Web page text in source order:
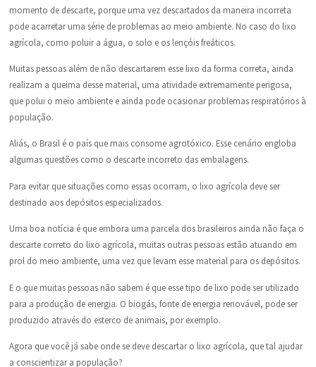
momento de descarte, porque uma vez descartados da maneira incorreta
pode acarretar uma série de problemas ao meio ambiente. No caso do lixo
agrícola, como poluir a água, o solo e os lençóis freáticos.
Muitas pessoas além de não descartarem esse lixo da forma correta, ainda
realizam a queima desse material, uma atividade extremamente perigosa,
que polui o meio ambiente e ainda pode ocasionar problemas respiratórios à
população.
Aliás, o Brasil é o país que mais consome agrotóxico. Esse cenário engloba
algumas questões como o descarte incorreto das embalagens.
Para evitar que situações como essas ocorram, o lixo agrícola deve ser
destinado aos depósitos especializados.
Uma boa notícia é que embora uma parcela dos brasileiros ainda não faça o
descarte correto do lixo agrícola, muitas outras pessoas estão atuando em
prol do meio ambiente, uma vez que levam esse material para os depósitos.
E o que muitas pessoas não sabem é que esse tipo de lixo pode ser utilizado
para a produção de energia. O biogás, fonte de energia renovável, pode ser
produzido através do esterco de animais, por exemplo.
Agora que você já sabe onde se deve descartar o lixo agrícola, que tal ajudar
a conscientizar a população?